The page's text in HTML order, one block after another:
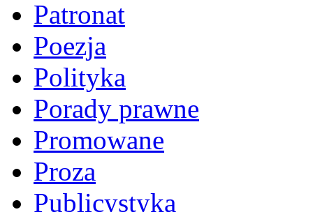
Patronat
Poezja
Polityka
Porady prawne
Promowane
Proza
Publicystyka